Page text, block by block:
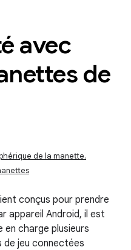
avec
de
de la manette.
conçus pour prendre
appareil Android, il est
en charge plusieurs
de jeu connectées